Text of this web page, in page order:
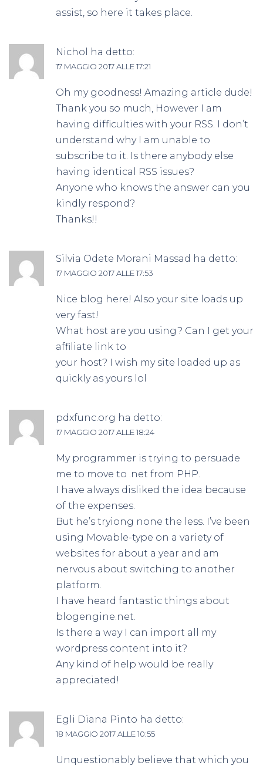
assist, so here it takes place.
Nichol ha detto:
17 MAGGIO 2017 ALLE 17:21
Oh my goodness! Amazing article dude!
Thank you so much, However I am
having difficulties with your RSS. I don’t
understand why I am unable to
subscribe to it. Is there anybody else
having identical RSS issues?
Anyone who knows the answer can you
kindly respond?
Thanks!!
Silvia Odete Morani Massad ha detto:
17 MAGGIO 2017 ALLE 17:53
Nice blog here! Also your site loads up
very fast!
What host are you using? Can I get your
affiliate link to
your host? I wish my site loaded up as
quickly as yours lol
pdxfunc.org ha detto:
17 MAGGIO 2017 ALLE 18:24
My programmer is trying to persuade
me to move to .net from PHP.
I have always disliked the idea because
of the expenses.
But he’s tryiong none the less. I’ve been
using Movable-type on a variety of
websites for about a year and am
nervous about switching to another
platform.
I have heard fantastic things about
blogengine.net.
Is there a way I can import all my
wordpress content into it?
Any kind of help would be really
appreciated!
Egli Diana Pinto ha detto:
18 MAGGIO 2017 ALLE 10:55
Unquestionably believe that which you